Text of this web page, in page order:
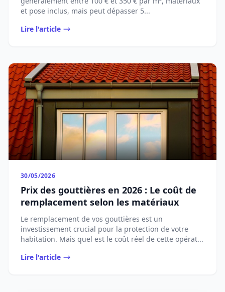
et pose inclus, mais peut dépasser 5...
Lire l'article
30/05/2026
Prix des gouttières en 2026 : Le coût de
remplacement selon les matériaux
Le remplacement de vos gouttières est un
investissement crucial pour la protection de votre
habitation. Mais quel est le coût réel de cette opérat...
Lire l'article